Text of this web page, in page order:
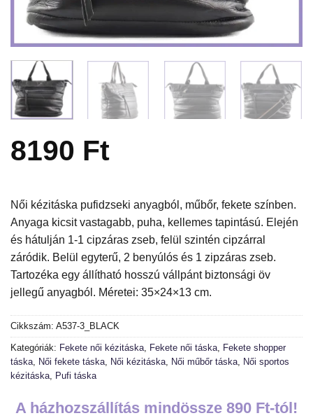
8190 Ft
Női kézitáska pufidzseki anyagból, műbőr, fekete színben.
Anyaga kicsit vastagabb, puha, kellemes tapintású. Elején
és hátulján 1-1 cipzáras zseb, felül szintén cipzárral
záródik. Belül egyterű, 2 benyúlós és 1 zipzáras zseb.
Tartozéka egy állítható hosszú vállpánt biztonsági öv
jellegű anyagból. Méretei: 35×24×13 cm.
Cikkszám: A537-3_BLACK
Kategóriák: Fekete női kézitáska, Fekete női táska, Fekete shopper
táska, Női fekete táska, Női kézitáska, Női műbőr táska, Női sportos
kézitáska, Pufi táska
A házhozszállítás mindössze 890 Ft-tól!